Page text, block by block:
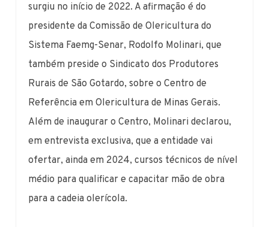
surgiu no início de 2022. A afirmação é do
presidente da Comissão de Olericultura do
Sistema Faemg-Senar, Rodolfo Molinari, que
também preside o Sindicato dos Produtores
Rurais de São Gotardo, sobre o Centro de
Referência em Olericultura de Minas Gerais.
Além de inaugurar o Centro, Molinari declarou,
em entrevista exclusiva, que a entidade vai
ofertar, ainda em 2024, cursos técnicos de nível
médio para qualificar e capacitar mão de obra
para a cadeia olerícola.